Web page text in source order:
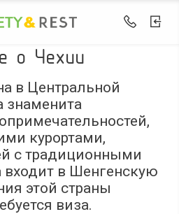
о Чехии
в Центральной
знаменита
курортами,
с традиционными
входит в Шенгенскую
этой страны
виза.